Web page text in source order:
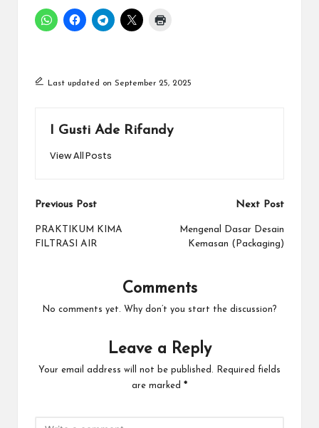
Last updated on September 25, 2025
I Gusti Ade Rifandy
View All Posts
Previous Post
PRAKTIKUM KIMA
FILTRASI AIR
Next Post
Mengenal Dasar Desain
Kemasan (Packaging)
Comments
No comments yet. Why don’t you start the discussion?
Leave a Reply
Your email address will not be published.
Required fields
are marked *